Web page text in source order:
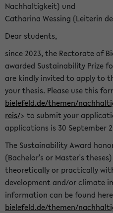
Nachhaltigkeit) und
Catharina Wessing (Leiterin
Dear students,
since 2023, the Rectorate of
awarded Sustainability Prize
are kindly invited to apply to
your thesis. Please use this
bielefeld.de/themen/
reis/> to submit your
applications is 30 September
The Sustainability Award
(Bachelor's or Master's
theoretically or practically
development and/or climate
information can be found
bielefeld.de/themen/